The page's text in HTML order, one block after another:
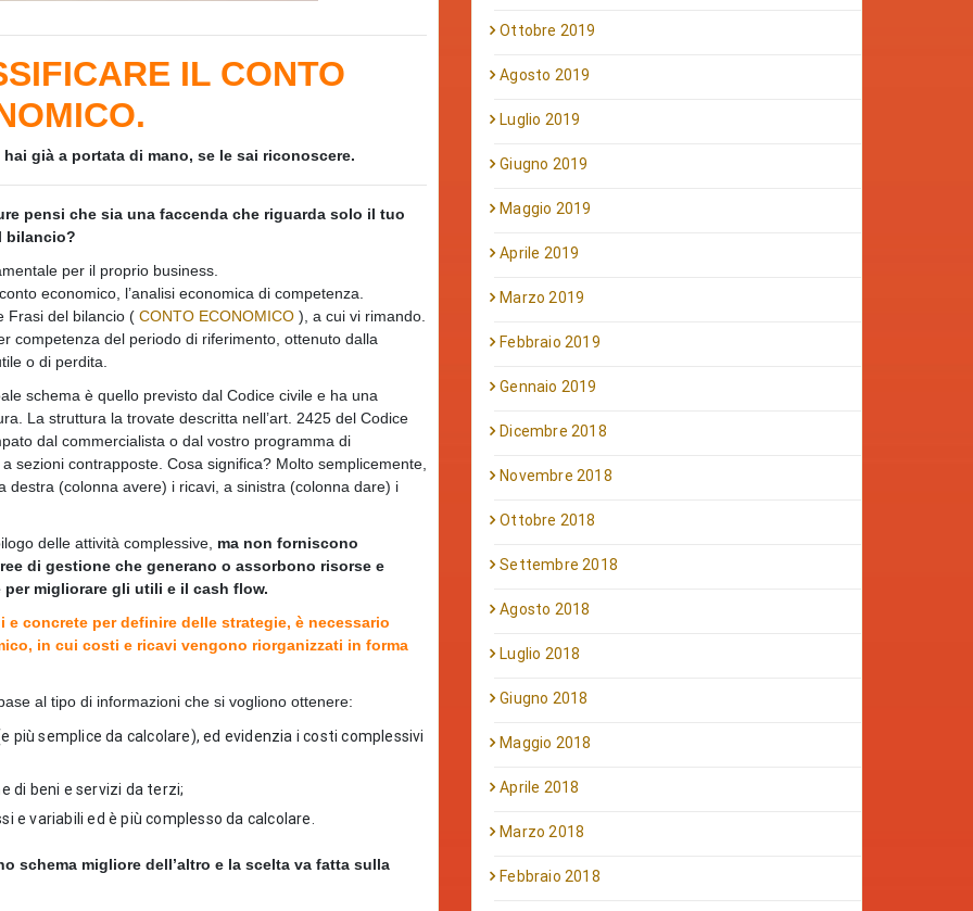
IL CONTO
già a portata di mano, se le sai riconoscere.
pensi che sia una faccenda che riguarda solo il tuo
bilancio?
per il proprio business.
economico, l’analisi economica di competenza.
Frasi del bilancio ( CONTO ECONOMICO ), a cui vi rimando.
competenza del periodo di riferimento, ottenuto dalla
o di perdita.
schema è quello previsto dal Codice civile e ha una
La struttura la trovate descritta nell’art. 2425 del Codice
dal commercialista o dal vostro programma di
sezioni contrapposte. Cosa significa? Molto semplicemente,
(colonna avere) i ricavi, a sinistra (colonna dare) i
delle attività complessive, ma non forniscono
di gestione che generano o assorbono risorse e
migliorare gli utili e il cash flow.
concrete per definire delle strategie, è necessario
in cui costi e ricavi vengono riorganizzati in forma
al tipo di informazioni che si vogliono ottenere:
più semplice da calcolare), ed evidenzia i costi complessivi
di beni e servizi da terzi;
e variabili ed è più complesso da calcolare.
schema migliore dell’altro e la scelta va fatta sulla
Ottobre 2019
Agosto 2019
Luglio 2019
Giugno 2019
Maggio 2019
Aprile 2019
Marzo 2019
Febbraio 2019
Gennaio 2019
Dicembre 2018
Novembre 2018
Ottobre 2018
Settembre 2018
Agosto 2018
Luglio 2018
Giugno 2018
Maggio 2018
Aprile 2018
Marzo 2018
Febbraio 2018